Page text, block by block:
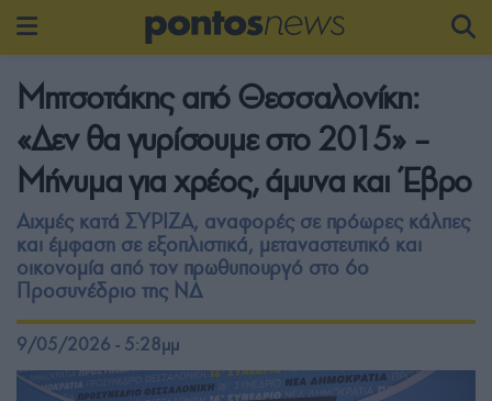
Μητσοτάκης από Θεσσαλονίκη:
«Δεν θα γυρίσουμε στο 2015» –
Μήνυμα για χρέος, άμυνα και Έβρο
Αιχμές κατά ΣΥΡΙΖΑ, αναφορές σε πρόωρες κάλπες
και έμφαση σε εξοπλιστικά, μεταναστευτικό και
οικονομία από τον πρωθυπουργό στο 6ο
Προσυνέδριο της ΝΔ
9/05/2026 - 5:28μμ